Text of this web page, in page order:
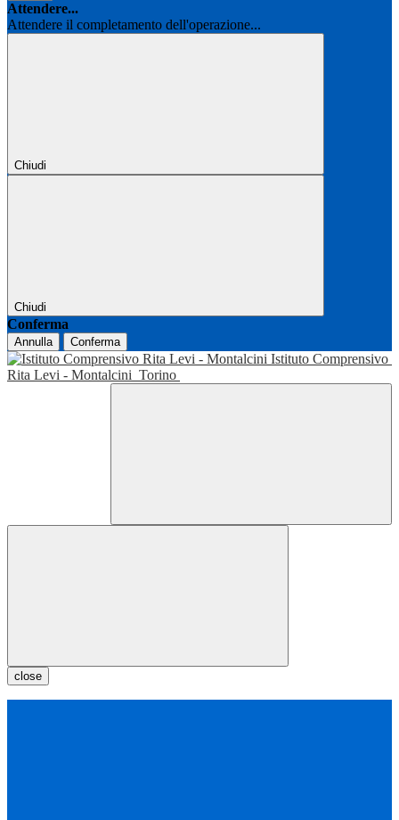
Attendere...
Attendere il completamento dell'operazione...
Chiudi
Chiudi
Conferma
Annulla Conferma
Istituto Comprensivo
Rita Levi - Montalcini Torino
close